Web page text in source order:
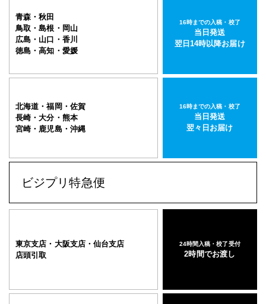
青森・秋田
鳥取・島根・岡山
広島・山口・香川
徳島・高知・愛媛
16時までの入稿・校了
当日発送
翌日14時以降お届け
北海道・福岡・佐賀
長崎・大分・熊本
宮崎・鹿児島・沖縄
16時までの入稿・校了
当日発送
翌々日お届け
ビジプリ特急便
東京支店・大阪支店・仙台支店
店頭引取
24時間入稿・校了受付
2時間でお渡し